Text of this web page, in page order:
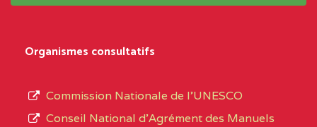
D'ENSEIGNEMENT
PROFESSIONNEL
(CEGEP) STE FOI BP
type
Organismes consultatifs
Commission Nationale de l’UNESCO
Conseil National d’Agrément des Manuels